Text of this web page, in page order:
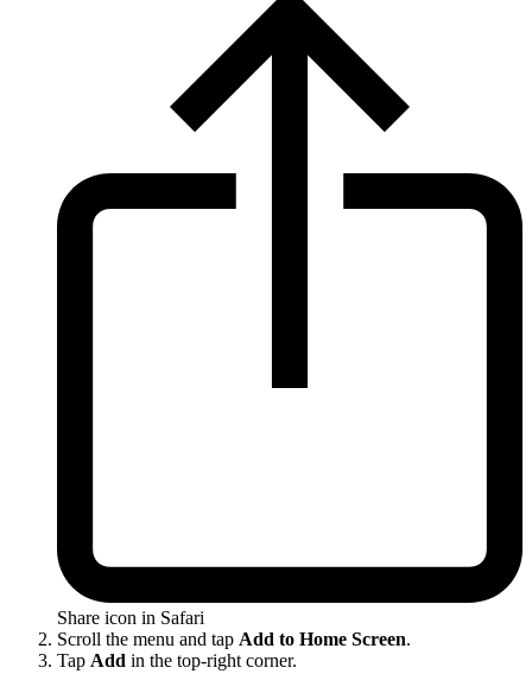
Share icon in Safari
Scroll the menu and tap Add to Home Screen.
Tap Add in the top-right corner.